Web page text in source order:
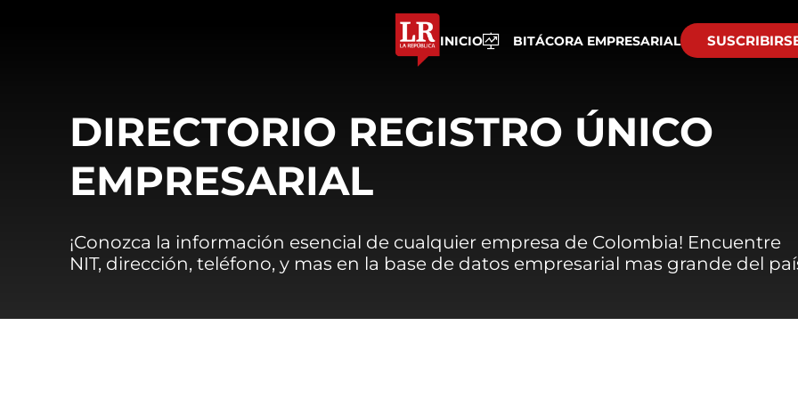
INICIO BITÁCORA EMPRESARIAL
DIRECTORIO REGISTRO ÚNICO
EMPRESARIAL
¡Conozca la información esencial de cualquier empresa de Colombia! Encuentre
NIT, dirección, teléfono, y mas en la base de datos empresarial mas grande del